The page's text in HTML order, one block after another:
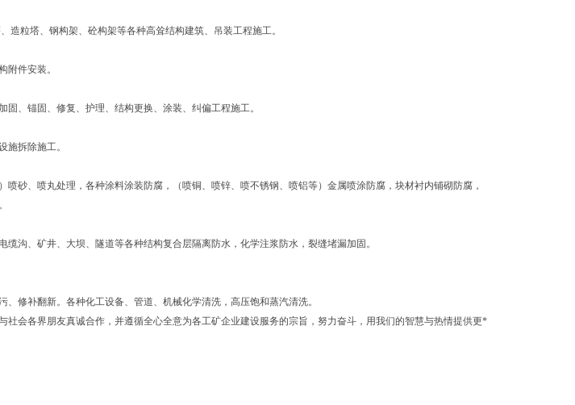
造粒塔、钢构架、砼构架等各种高耸结构建筑、吊装工程施工。
附件安装。
、锚固、修复、护理、结构更换、涂装、纠偏工程施工。
施拆除施工。
喷砂、喷丸处理，各种涂料涂装防腐，（喷铜、喷锌、喷不锈钢、喷铝等）金属喷涂防腐，块材衬内铺砌防腐，
缆沟、矿井、大坝、隧道等各种结构复合层隔离防水，化学注浆防水，裂缝堵漏加固。
修补翻新。各种化工设备、管道、机械化学清洗，高压饱和蒸汽清洗。
会各界朋友真诚合作，并遵循全心全意为各工矿企业建设服务的宗旨，努力奋斗，用我们的智慧与热情提供更*